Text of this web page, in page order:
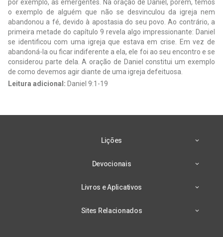
por exemplo, as emergentes. Na oração de Daniel, porém, temos
o exemplo de alguém que não se desvinculou da igreja nem
abandonou a fé, devido à apostasia do seu povo. Ao contrário, a
primeira metade do capítulo 9 revela algo impressionante: Daniel
se identificou com uma igreja que estava em crise. Em vez de
abandoná-la ou ficar indiferente a ela, ele foi ao seu encontro e se
considerou parte dela. A oração de Daniel constitui um exemplo
de como devemos agir diante de uma igreja defeituosa.
Leitura adicional: Daniel 9:1-19
Lições
Devocionais
Livros e Aplicativos
Sites Relacionados